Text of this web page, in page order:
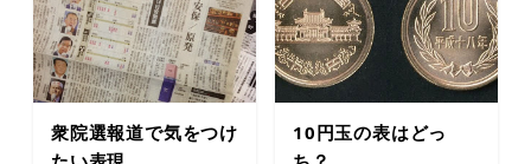
衆院選報道で気をつけ
10円玉の表はどっ